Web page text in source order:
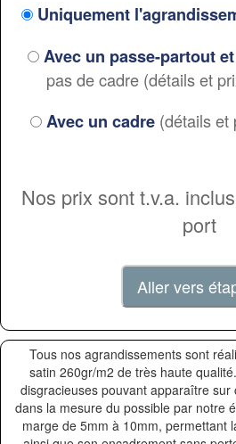
Uniquement
Avec un passe-partout
pas de cadre (détails et
Avec un cadre (détails et
Nos prix sont t.v.a.
port
Tous nos agrandissements sont
satin 260gr/m2 de très haute
disgracieuses pouvant apparaître
dans la mesure du possible par notre
marge de 5mm à 10mm, permettant